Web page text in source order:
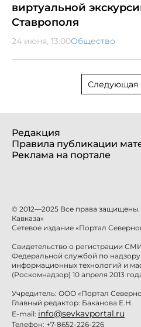
виртуальной
Ставрополя
24 июня, 13:00Общество
Следующая
Редакция
Правила публикации
Реклама на портале
© 2012—2025 Все права
Кавказа»
Сетевое издание «Портал
Свидетельство о регистрации
Федеральной службой по надзору
информационных технологий и
(Роскомнадзор) 10 апреля 2013
Учредитель: ООО «Портал
Главный редактор: Баканова Е.Н.
E-mail: info@sevkavportal.ru
Телефон: +7-8652-226-226